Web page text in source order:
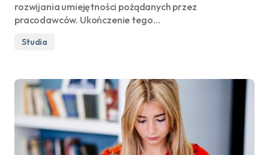
rozwijania umiejętności pożądanych przez
pracodawców. Ukończenie tego…
Studia